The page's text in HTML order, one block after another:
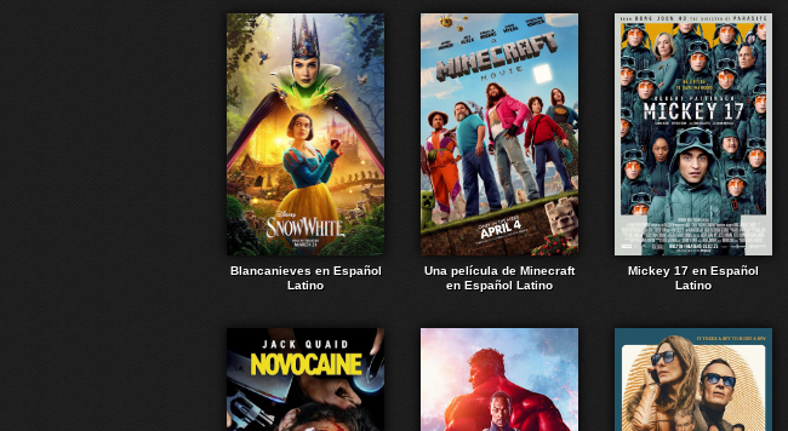
Blancanieves en Español
Latino
Una película de Minecraft
en Español Latino
Mickey 17 en Español
Latino